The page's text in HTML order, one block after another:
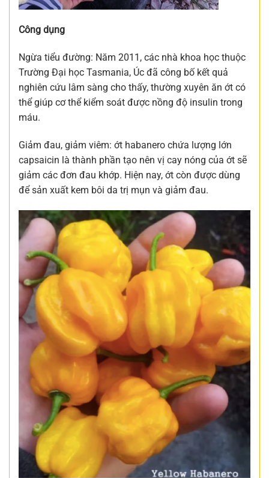
Công dụng
Ngừa tiểu đường: Năm 2011, các nhà khoa học thuộc
Trường Đại học Tasmania, Úc đã công bố kết quả
nghiên cứu lâm sàng cho thấy, thường xuyên ăn ớt có
thể giúp cơ thể kiểm soát được nồng độ insulin trong
máu.
Giảm đau, giảm viêm: ớt habanero chứa lượng lớn
capsaicin là thành phần tạo nên vị cay nóng của ớt sẽ
giảm các đơn đau khớp. Hiện nay, ớt còn được dùng
để sản xuất kem bôi da trị mụn và giảm đau.